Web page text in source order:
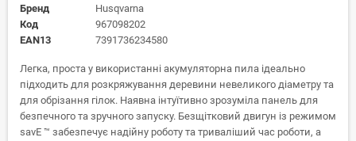
Бренд
Husqvarna
Код
967098202
EAN13
7391736234580
Легка, проста у використанні акумуляторна пила ідеально
підходить для розкряжування деревини невеликого діаметру та
для обрізання гілок. Наявна інтуїтивно зрозуміла панель для
безпечного та зручного запуску. Безщітковий двигун із режимом
savE ™ забезпечує надійну роботу та триваліший час роботи, а